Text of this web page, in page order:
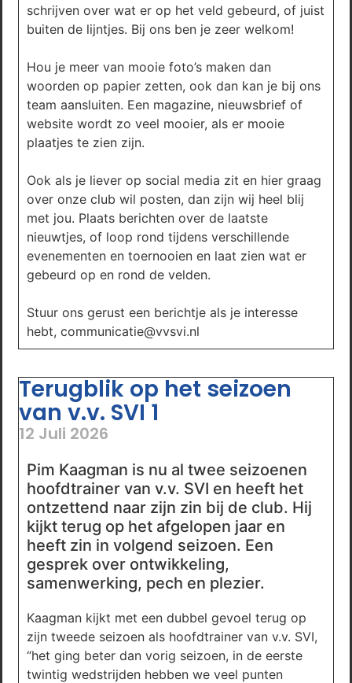
schrijven over wat er op het veld gebeurd, of juist
buiten de lijntjes. Bij ons ben je zeer welkom!
Hou je meer van mooie foto’s maken dan
woorden op papier zetten, ook dan kan je bij ons
team aansluiten. Een magazine, nieuwsbrief of
website wordt zo veel mooier, als er mooie
plaatjes te zien zijn.
Ook als je liever op social media zit en hier graag
over onze club wil posten, dan zijn wij heel blij
met jou. Plaats berichten over de laatste
nieuwtjes, of loop rond tijdens verschillende
evenementen en toernooien en laat zien wat er
gebeurd op en rond de velden.
Stuur ons gerust een berichtje als je interesse
hebt, communicatie@vvsvi.nl
Terugblik op het seizoen
van v.v. SVI 1
12 Juli 2026
Pim Kaagman is nu al twee seizoenen
hoofdtrainer van v.v. SVI en heeft het
ontzettend naar zijn zin bij de club. Hij
kijkt terug op het afgelopen jaar en
heeft zin in volgend seizoen. Een
gesprek over ontwikkeling,
samenwerking, pech en plezier.
Kaagman kijkt met een dubbel gevoel terug op
zijn tweede seizoen als hoofdtrainer van v.v. SVI,
“het ging beter dan vorig seizoen, in de eerste
twintig wedstrijden hebben we veel punten